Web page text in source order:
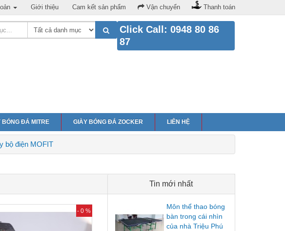
Giới thiệu Cam kết sản phẩm Vận chuyển Thanh toán
Click Call: 0948 80 86
87
BÓNG ĐÁ MITRE GIÀY BÓNG ĐÁ ZOCKER LIÊN HỆ
bộ điện MOFIT
- 0 %
Tin mới nhất
Môn thể thao bóng
bàn trong cái nhìn
của nhà Triệu Phú